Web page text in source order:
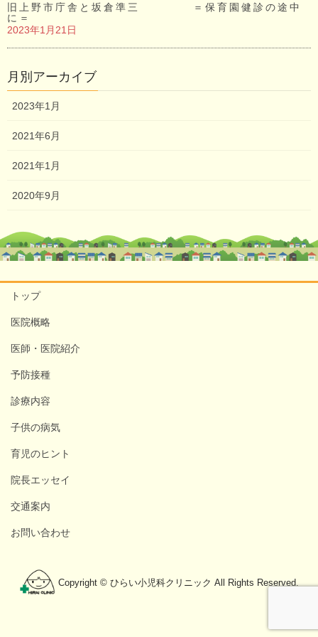
旧上野市庁舎と坂倉準三 ＝保育園健診の途中
に＝
2023年1月21日
月別アーカイブ
2023年1月
2021年6月
2021年1月
2020年9月
トップ
医院概略
医師・医院紹介
予防接種
診療内容
子供の病気
育児のヒント
院長エッセイ
交通案内
お問い合わせ
Copyright © ひらい小児科クリニック All Rights Reserved.